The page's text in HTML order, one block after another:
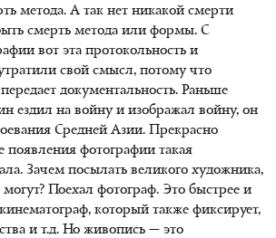
метода. А так нет никакой смерти
смерть метода или формы. С
вот эта протокольность и
свой смысл, потому что
документальность. Раньше
ездил на войну и изображал войну, он
Средней Азии. Прекрасно
появления фотографии такая
Зачем посылать великого художника,
могут? Поехал фотограф. Это быстрее и
который также фиксирует,
и т.д. Но живопись — это